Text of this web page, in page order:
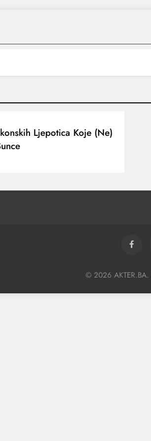
Ljepotica Koje (ne)
© 2026